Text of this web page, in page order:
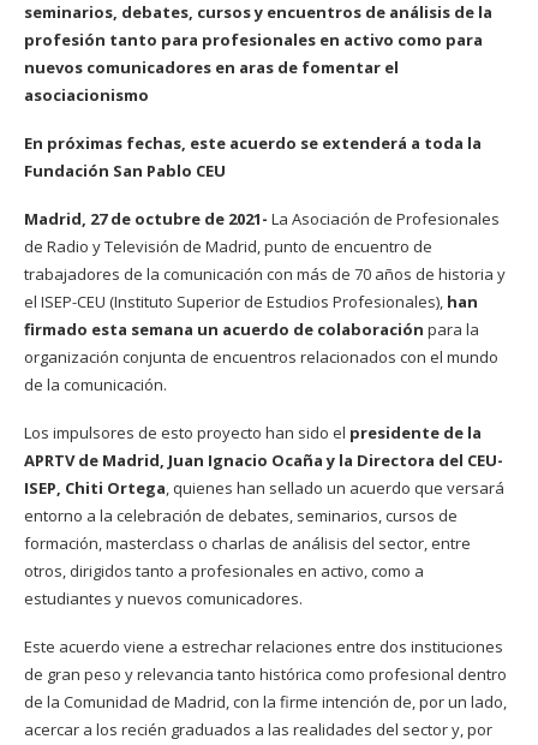
seminarios, debates, cursos y encuentros de análisis de la
profesión tanto para profesionales en activo como para
nuevos comunicadores en aras de fomentar el
asociacionismo
En próximas fechas, este acuerdo se extenderá a toda la
Fundación San Pablo CEU
Madrid, 27 de octubre de 2021- La Asociación de Profesionales
de Radio y Televisión de Madrid, punto de encuentro de
trabajadores de la comunicación con más de 70 años de historia y
el ISEP-CEU (Instituto Superior de Estudios Profesionales), han
firmado esta semana un acuerdo de colaboración para la
organización conjunta de encuentros relacionados con el mundo
de la comunicación.
Los impulsores de esto proyecto han sido el presidente de la
APRTV de Madrid, Juan Ignacio Ocaña y la Directora del CEU-
ISEP, Chiti Ortega, quienes han sellado un acuerdo que versará
entorno a la celebración de debates, seminarios, cursos de
formación, masterclass o charlas de análisis del sector, entre
otros, dirigidos tanto a profesionales en activo, como a
estudiantes y nuevos comunicadores.
Este acuerdo viene a estrechar relaciones entre dos instituciones
de gran peso y relevancia tanto histórica como profesional dentro
de la Comunidad de Madrid, con la firme intención de, por un lado,
acercar a los recién graduados a las realidades del sector y, por